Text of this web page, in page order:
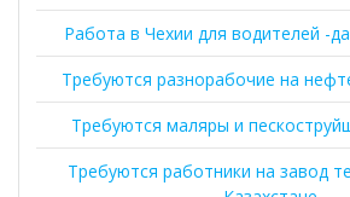
Работа в Чехии для водителей -
Требуются разнорабочие на
Требуются маляры и
Требуются работники на завод